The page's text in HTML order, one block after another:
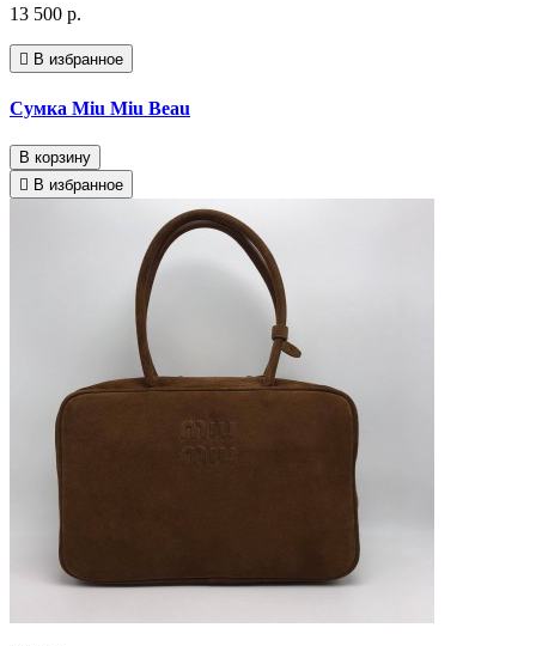
13 500 р.
В избранное
Сумка Miu Miu Beau
В корзину
В избранное